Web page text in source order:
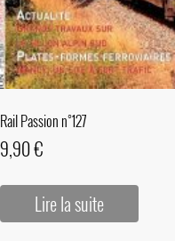
Rail Passion n°127
9,90€
Lire la suite